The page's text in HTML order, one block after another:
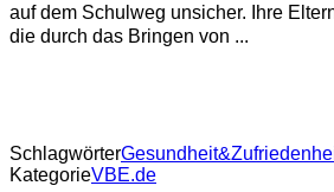
auf dem Schulweg unsicher. Ihre
die durch das Bringen von ...
Schlagwörter
KategorieVBE.de